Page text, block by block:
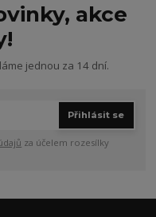
akce
jednou za 14 dní.
Přihlásit se
za účelem rozesílky